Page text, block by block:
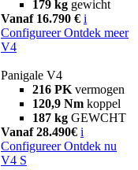
179 kg gewicht
Vanaf 16.790 € i
Configureer Ontdek meer
V4
Panigale V4
216 PK vermogen
120,9 Nm koppel
187 kg GEWCHT
Vanaf 28.490€ i
Configureer Ontdek nu
V4 S